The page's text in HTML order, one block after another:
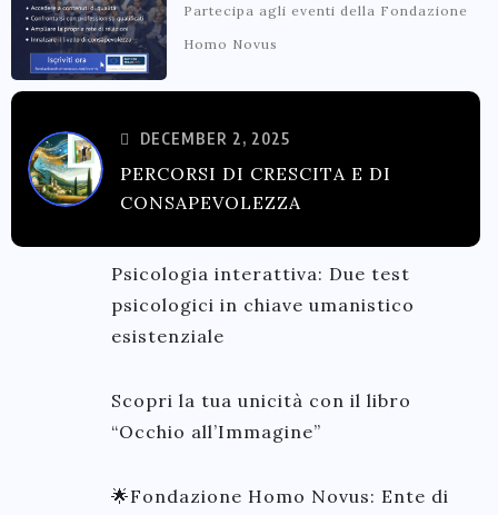
Partecipa agli eventi della Fondazione
Homo Novus
DECEMBER 2, 2025
PERCORSI DI CRESCITA E DI
CONSAPEVOLEZZA
Psicologia interattiva: Due test
psicologici in chiave umanistico
esistenziale
Scopri la tua unicità con il libro
“Occhio all’Immagine”
🌟Fondazione Homo Novus: Ente di